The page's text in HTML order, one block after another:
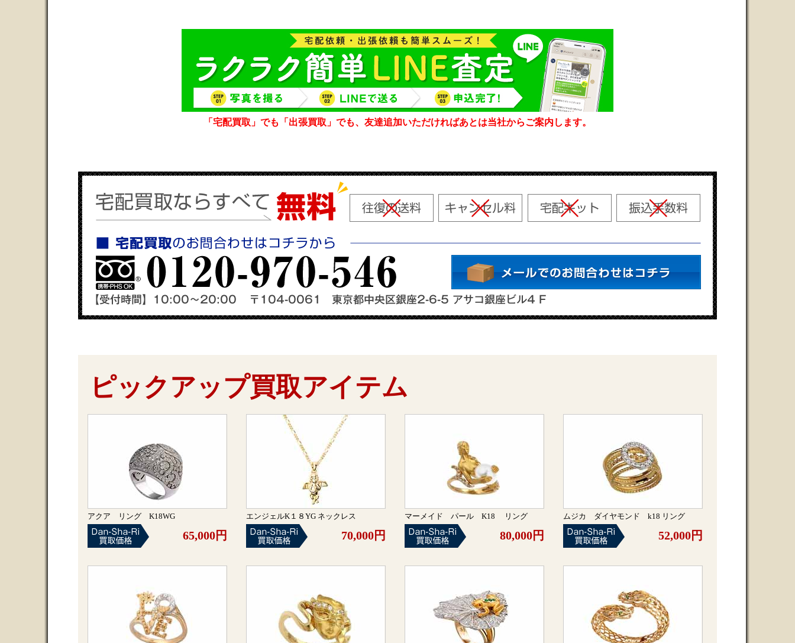
「宅配買取」でも「出張買取」でも、友達追加いただければあとは当社からご案内します。
ピックアップ買取アイテム
アクア リング K18WG
65,000円
エンジェルK１８YG ネックレス
70,000円
マーメイド パール K18 リング
80,000円
ムジカ ダイヤモンド k18 リング
52,000円